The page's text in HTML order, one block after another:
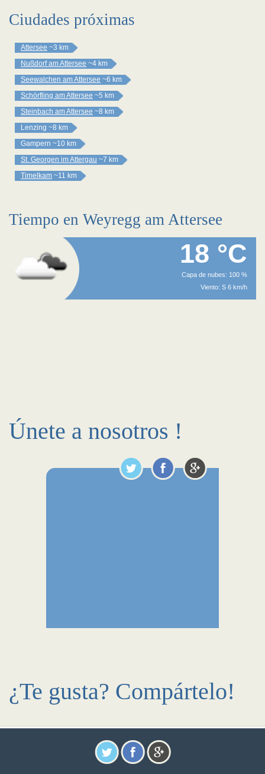
Ciudades próximas
Attersee ~3 km
Nußdorf am Attersee ~4 km
Seewalchen am Attersee ~6 km
Schörfling am Attersee ~5 km
Steinbach am Attersee ~8 km
Lenzing ~8 km
Gampern ~10 km
St. Georgen im Attergau ~7 km
Timelkam ~11 km
Tiempo en Weyregg am Attersee
18 °C
Capa de nubes: 100 %
Viento: S 6 km/h
Únete a nosotros !
¿Te gusta? Compártelo!